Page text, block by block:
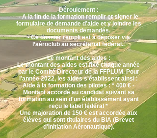
Déroulement :
- A la fin de la formation remplir et signer le
formulaire de demande d’aide et y joindre les
documents demandés.
- Ce dossier rempli est à déposer via
l’aéroclub au secrétariat fédéral..
Le montant des aides :
Le montant des aides est fixé chaque année
par le Comité Directeur de la FFPLUM. Pour
l'année 2022, les aides s'établissent ainsi :
Aide à la formation des pilotes : * 400 € -
Montant accordé au candidat suivant sa
formation au sein d'un établissement ayant
reçu le label fédéral *
Une majoration de 150 € est accordée aux
élèves qui sont titulaires du BIA (Brevet
d'Initiation Aéronautique).